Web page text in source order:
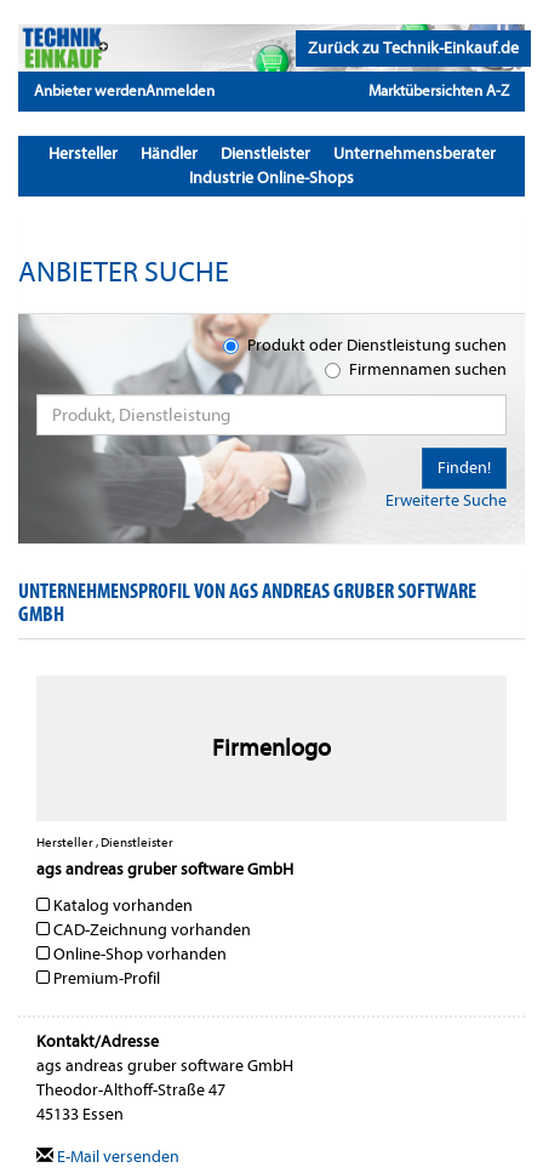
Zurück zu Technik-Einkauf.de
Anbieter werdenAnmelden Marktübersichten A-Z
Hersteller Händler Dienstleister
Unternehmensberater
Industrie Online-Shops
ANBIETER SUCHE
Produkt oder Dienstleistung suchen
Firmennamen suchen
Erweiterte Suche
Finden!
UNTERNEHMENSPROFIL VON AGS ANDREAS GRUBER SOFTWARE
GMBH
Firmenlogo
Hersteller , Dienstleister
ags andreas gruber software GmbH
Katalog vorhanden
CAD-Zeichnung vorhanden
Online-Shop vorhanden
Premium-Profil
Kontakt/Adresse
ags andreas gruber software GmbH
Theodor-Althoff-Straße 47
45133 Essen
E-Mail versenden